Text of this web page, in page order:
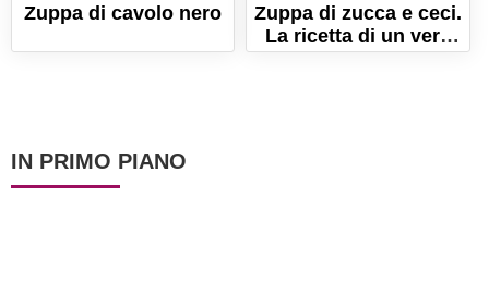
Zuppa di cavolo nero
Zuppa di zucca e ceci.
La ricetta di un vero
comfort food!
IN PRIMO PIANO